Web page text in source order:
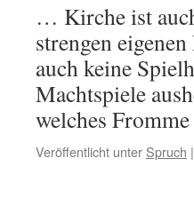
… Kirche ist
strengen
auch keine
Machtspiele
welches
Veröffentlicht unter Spruch |